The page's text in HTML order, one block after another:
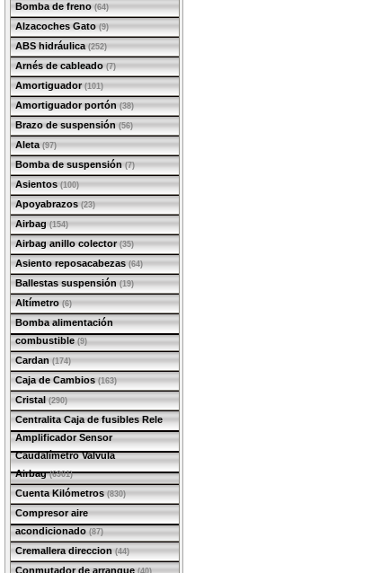
Bomba de freno (64)
Alzacoches Gato (9)
ABS hidráulica (252)
Arnés de cableado (7)
Amortiguador (101)
Amortiguador portón (38)
Brazo de suspensión (56)
Aleta (97)
Bomba de suspensión (7)
Asientos (100)
Apoyabrazos (23)
Airbag (154)
Airbag anillo colector (35)
Asiento reposacabezas (64)
Ballestas suspensión (19)
Altímetro (6)
Bomba alimentación
combustible(9)
Cardan (174)
Caja de Cambios (163)
Cristal (290)
Centralita Caja de fusibles Rele
Amplificador Sensor
Caudalímetro Valvula
Airbag(6901)
Cuenta Kilómetros (830)
Compresor aire
acondicionado(87)
Cremallera direccion (44)
Conmutador de arranque (40)